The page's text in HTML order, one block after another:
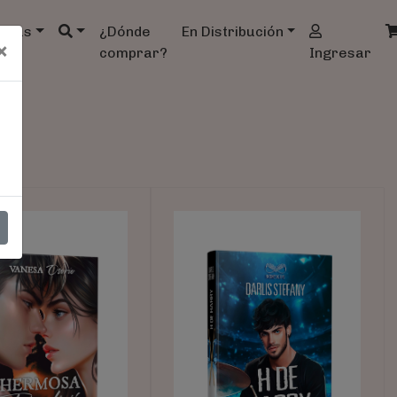
¿Dónde
comprar?
En Distribución
Ingresar